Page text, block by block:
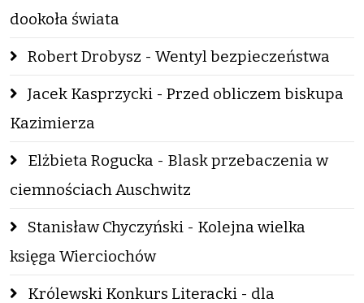
dookoła świata
Robert Drobysz - Wentyl bezpieczeństwa
Jacek Kasprzycki - Przed obliczem biskupa
Kazimierza
Elżbieta Rogucka - Blask przebaczenia w
ciemnościach Auschwitz
Stanisław Chyczyński - Kolejna wielka
księga Wierciochów
Królewski Konkurs Literacki - dla